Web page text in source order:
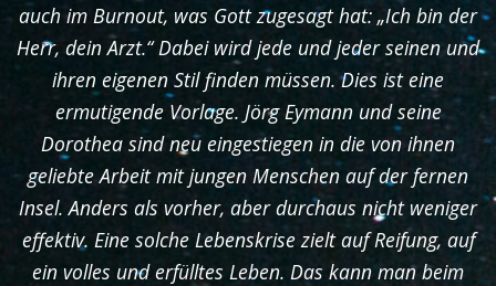
auch im Burnout, was Gott zugesagt hat: „Ich bin der
Herr, dein Arzt.“ Dabei wird jede und jeder seinen und
ihren eigenen Stil finden müssen. Dies ist eine
ermutigende Vorlage. Jörg Eymann und seine
Dorothea sind neu eingestiegen in die von ihnen
geliebte Arbeit mit jungen Menschen auf der fernen
Insel. Anders als vorher, aber durchaus nicht weniger
effektiv. Eine solche Lebenskrise zielt auf Reifung, auf
ein volles und erfülltes Leben. Das kann man beim